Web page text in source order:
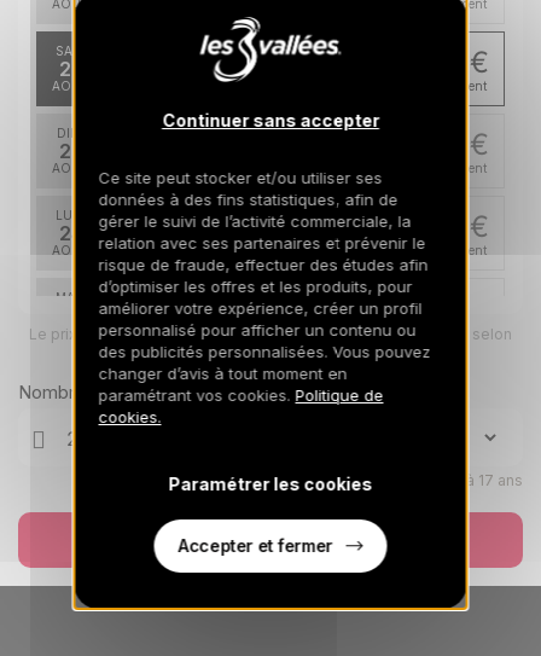
AOÛT /hébergement
SAM.
22
AOÛT
349 €
/hébergement
DIM.
23
AOÛT
349 €
/hébergement
LUN.
24
AOÛT
349 €
/hébergement
Retour le
26/08/2026
MAR.
AOÛT
349 €
/hébergement
Retour le
27/08/2026
26
Retour le
28/08/2026
349 €
Retour le
29/08/2026
Le prix total pour votre sélection sera ajusté en page suivante selon
vos options
Nombre de voyageurs
Enfants âgés de 0 à 17 ans
Réserver
Continuer sans accepter
Ce site peut stocker et/ou utiliser ses
données à des fins statistiques, afin de
gérer le suivi de l’activité commerciale, la
relation avec ses partenaires et prévenir le
risque de fraude, effectuer des études afin
d’optimiser les offres et les produits, pour
améliorer votre expérience, créer un profil
personnalisé pour afficher un contenu ou
des publicités personnalisées. Vous pouvez
changer d’avis à tout moment en
paramétrant vos cookies. Politique de
cookies.
Paramétrer les cookies
Accepter et fermer